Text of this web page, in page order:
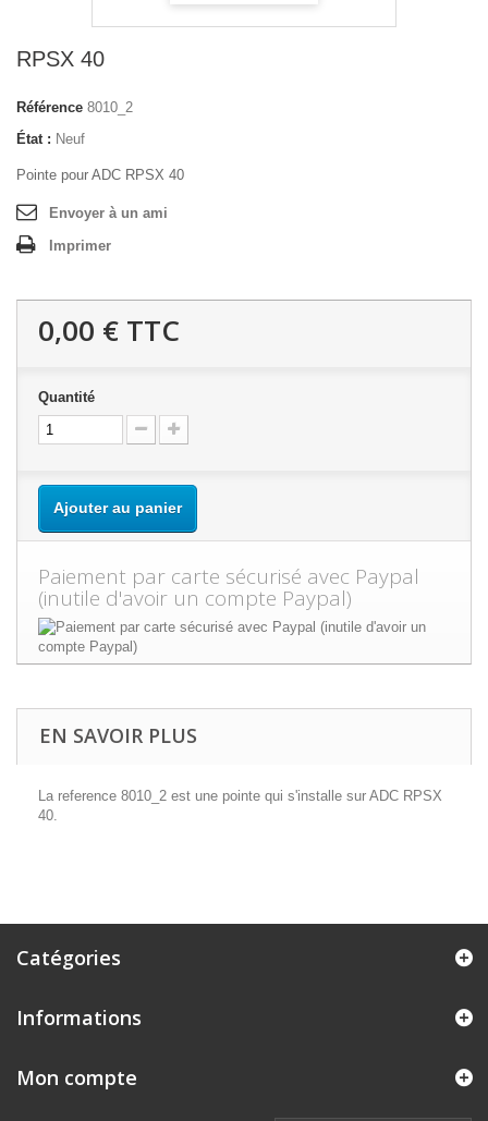
RPSX 40
Référence 8010_2
État : Neuf
Pointe pour ADC RPSX 40
Envoyer à un ami
Imprimer
0,00 € TTC
Quantité
Ajouter au panier
Paiement par carte sécurisé avec Paypal
(inutile d'avoir un compte Paypal)
EN SAVOIR PLUS
La reference 8010_2 est une pointe qui s'installe sur ADC RPSX
40.
Catégories
Informations
Mon compte